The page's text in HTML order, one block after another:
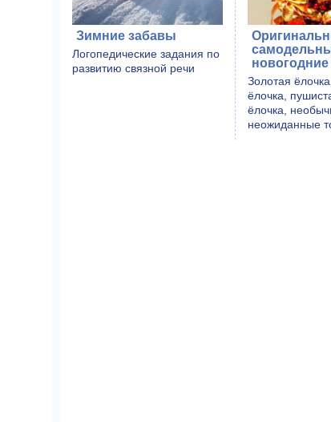
Зимние забавы
Логопедические задания по
развитию связной речи
Золотая
ёлочка,
ёлочка,
неожиданные